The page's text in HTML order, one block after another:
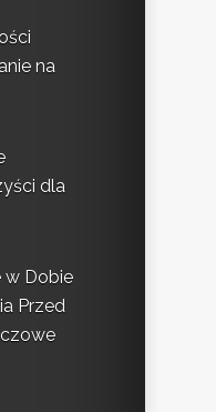
na
dla
w Dobie
Przed